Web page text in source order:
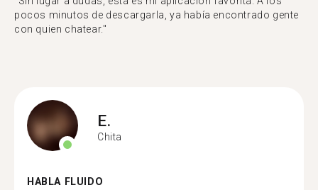
pocos minutos de descargarla, ya había encontrado gente
con quien chatear."
E.
Chita
HABLA FLUIDO